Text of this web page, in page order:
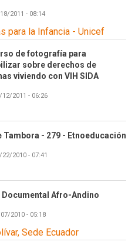
2011 - 08:14
para la Infancia - Unicef
de fotografía para
sobre derechos de
viviendo con VIH SIDA
2011 - 06:26
Tambora - 279 - Etnoeducación
2010 - 07:41
Documental Afro-Andino
2010 - 05:18
Sede Ecuador